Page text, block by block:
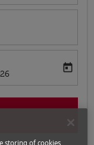
return-date-aria-label
today
storing of cookies